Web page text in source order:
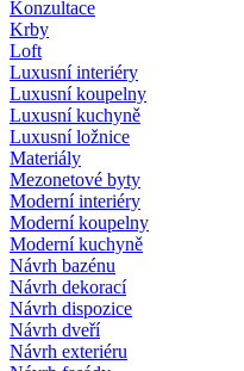
Konzultace
Krby
Loft
Luxusní interiéry
Luxusní koupelny
Luxusní kuchyně
Luxusní ložnice
Materiály
Mezonetové byty
Moderní interiéry
Moderní koupelny
Moderní kuchyně
Návrh bazénu
Návrh dekorací
Návrh dispozice
Návrh dveří
Návrh exteriéru